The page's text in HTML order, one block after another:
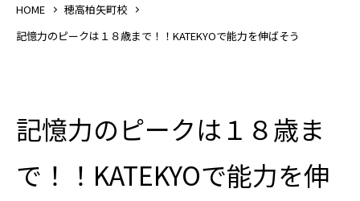
HOME
穂高柏矢町校
記憶力のピークは１８歳まで！！KATEKYOで能力を伸ばそう
記憶力のピークは１８歳ま
で！！KATEKYOで能力を伸